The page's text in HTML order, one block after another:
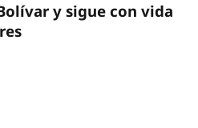
y sigue con vida